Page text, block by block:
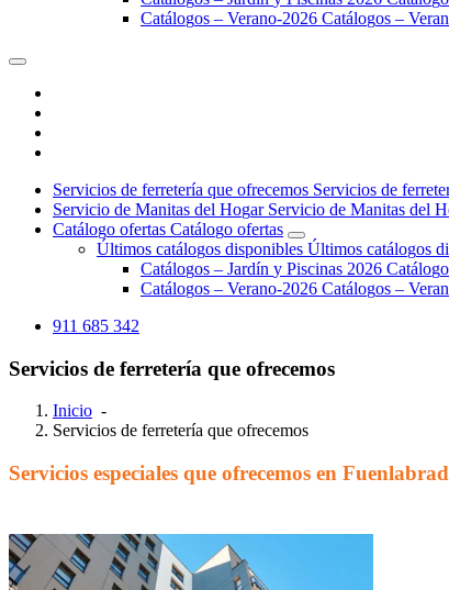
Catálogos – Verano-2026 Catálogos – Veran
Servicios de ferretería que ofrecemos Servicios de ferrete
Servicio de Manitas del Hogar Servicio de Manitas del H
Catálogo ofertas Catálogo ofertas
Últimos catálogos disponibles Últimos catálogos di
Catálogos – Jardín y Piscinas 2026 Catálogo
Catálogos – Verano-2026 Catálogos – Veran
911 685 342
Servicios de ferretería que ofrecemos
Inicio -
Servicios de ferretería que ofrecemos
Servicios especiales que ofrecemos en